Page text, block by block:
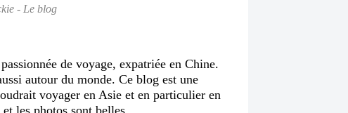
- Le blog
de voyage, expatriée en Chine.
autour du monde. Ce blog est une
voyager en Asie et en particulier en
les photos sont belles.